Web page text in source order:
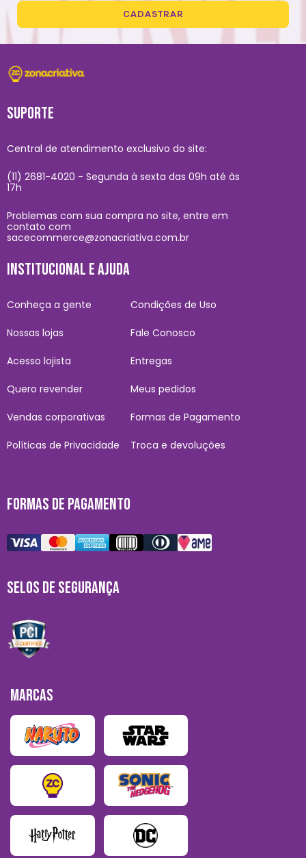
CADASTRAR
SUPORTE
Central de atendimento exclusivo do site:
(11) 2681-4020 - Segunda à sexta das 09h até às
17h
Problemas com sua compra no site, entre em
contato com
sacecommerce@zonacriativa.com.br
INSTITUCIONAL E AJUDA
Conheça a gente
Nossas lojas
Acesso lojista
Quero revender
Vendas corporativas
Políticas de Privacidade
Condições de Uso
Fale Conosco
Entregas
Meus pedidos
Formas de Pagamento
Troca e devoluções
FORMAS DE PAGAMENTO
SELOS DE SEGURANÇA
MARCAS